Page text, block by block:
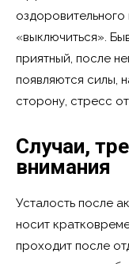
«выключиться».
приятный, после
появляются силы,
сторону, стресс
Случаи,
внимания
Усталость после
носит
проходит после